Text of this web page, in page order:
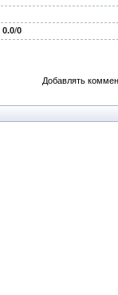
0.0/0
Добавлять